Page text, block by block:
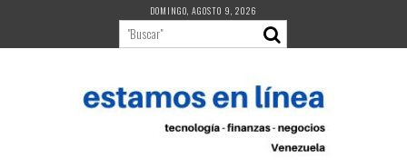
contenido
DOMINGO, AGOSTO 9, 2026